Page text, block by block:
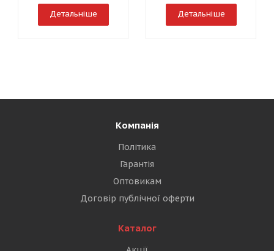
Детальніше Детальніше
Компанія
Політика
Гарантія
Оптовикам
Договір публічної оферти
Каталог